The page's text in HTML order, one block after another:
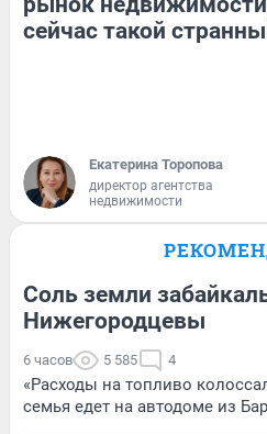
сейчас такой
Екатерина Торопова
директор агентства
недвижимости
Соль земли
Нижегородцевы
6 часов 5 585 4
«Расходы на топливо
семья едет на автодоме из